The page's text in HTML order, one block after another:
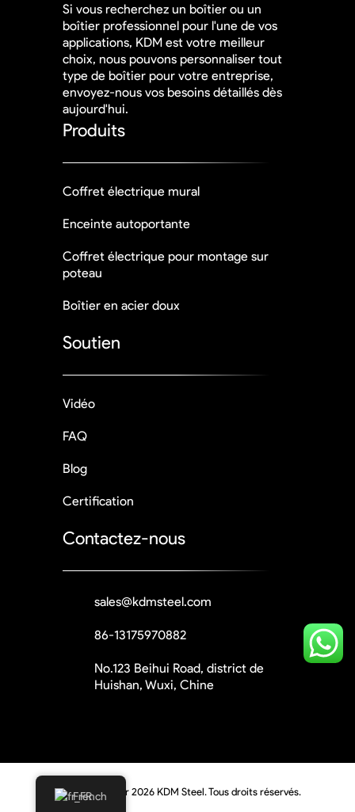
Si vous recherchez un boîtier ou un
boîtier professionnel pour l'une de vos
applications, KDM est votre meilleur
choix, nous pouvons personnaliser tout
type de boîtier pour votre entreprise,
envoyez-nous vos besoins détaillés dès
aujourd'hui.
Produits
Coffret électrique mural
Enceinte autoportante
Coffret électrique pour montage sur
poteau
Boîtier en acier doux
Soutien
Vidéo
FAQ
Blog
Certification
Contactez-nous
sales@kdmsteel.com
86-13175970882
No.123 Beihui Road, district de
Huishan, Wuxi, Chine
© Droits d'auteur 2026 KDM Steel. Tous droits réservés.
French